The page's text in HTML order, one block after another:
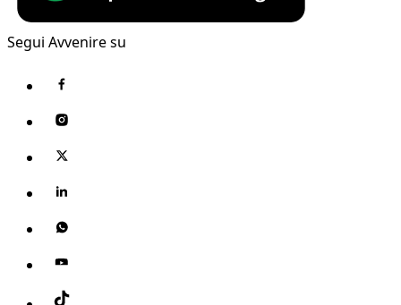
Segui Avvenire su